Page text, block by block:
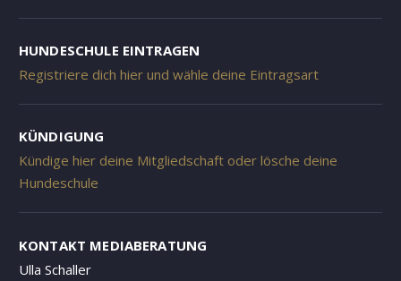
HUNDESCHULE EINTRAGEN
Registriere dich hier und wähle deine Eintragsart
KÜNDIGUNG
Kündige hier deine Mitgliedschaft oder lösche deine
Hundeschule
KONTAKT MEDIABERATUNG
Ulla Schaller